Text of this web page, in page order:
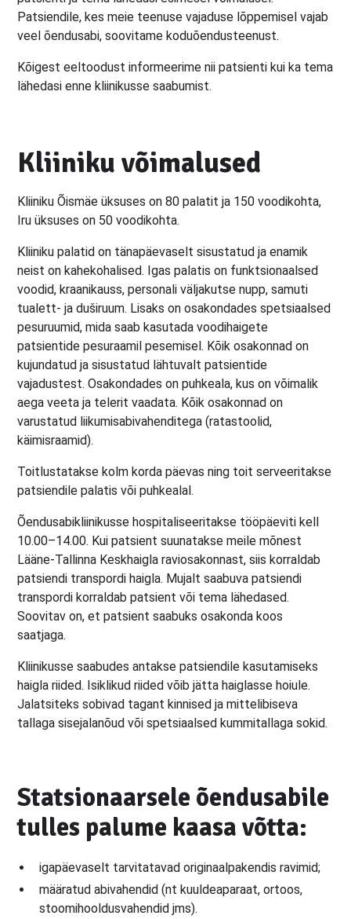
Patsiendile, kes meie teenuse vajaduse lõppemisel vajab
veel õendusabi, soovitame koduõendusteenust.
Kõigest eeltoodust informeerime nii patsienti kui ka tema
lähedasi enne kliinikusse saabumist.
Kliiniku võimalused
Kliiniku Õismäe üksuses on 80 palatit ja 150 voodikohta,
Iru üksuses on 50 voodikohta.
Kliiniku palatid on tänapäevaselt sisustatud ja enamik
neist on kahekohalised. Igas palatis on funktsionaalsed
voodid, kraanikauss, personali väljakutse nupp, samuti
tualett- ja duširuum. Lisaks on osakondades spetsiaalsed
pesuruumid, mida saab kasutada voodihaigete
patsientide pesuraamil pesemisel. Kõik osakonnad on
kujundatud ja sisustatud lähtuvalt patsientide
vajadustest. Osakondades on puhkeala, kus on võimalik
aega veeta ja telerit vaadata. Kõik osakonnad on
varustatud liikumisabivahenditega (ratastoolid,
käimisraamid).
Toitlustatakse kolm korda päevas ning toit serveeritakse
patsiendile palatis või puhkealal.
Õendusabikliinikusse hospitaliseeritakse tööpäeviti kell
10.00–14.00. Kui patsient suunatakse meile mõnest
Lääne-Tallinna Keskhaigla raviosakonnast, siis korraldab
patsiendi transpordi haigla. Mujalt saabuva patsiendi
transpordi korraldab patsient või tema lähedased.
Soovitav on, et patsient saabuks osakonda koos
saatjaga.
Kliinikusse saabudes antakse patsiendile kasutamiseks
haigla riided. Isiklikud riided võib jätta haiglasse hoiule.
Jalatsiteks sobivad tagant kinnised ja mittelibiseva
tallaga sisejalanõud või spetsiaalsed kummitallaga sokid.
Statsionaarsele õendusabile
tulles palume kaasa võtta:
igapäevaselt tarvitatavad originaalpakendis ravimid;
määratud abivahendid (nt kuuldeaparaat, ortoos,
stoomihooldusvahendid jms).